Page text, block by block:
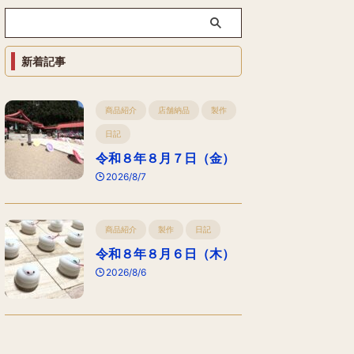
新着記事
商品紹介 店舗納品 製作
日記
令和８年８月７日（金）
2026/8/7
商品紹介 製作 日記
令和８年８月６日（木）
2026/8/6